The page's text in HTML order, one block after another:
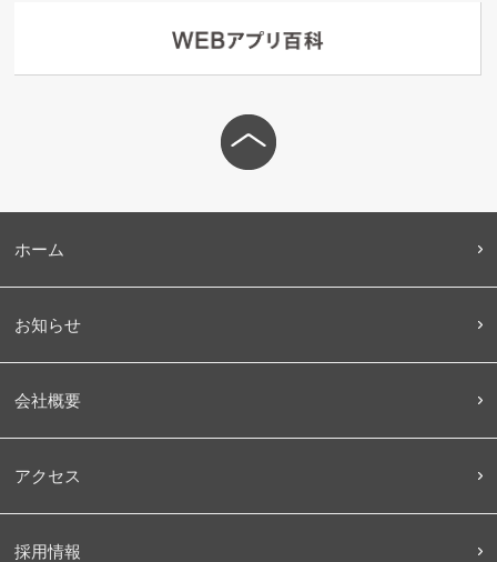
トップ
ホーム
お知らせ
会社概要
アクセス
採用情報